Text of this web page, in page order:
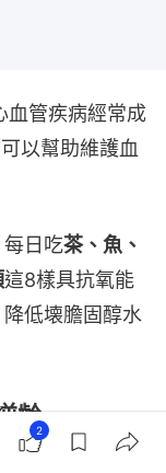
血管疾病經常成
以幫助維護血
日吃茶、魚、
這8樣具抗氧能
低壊膽固醇水
齡
2